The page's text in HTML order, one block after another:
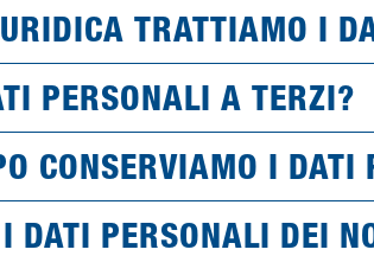
TRATTIAMO I
PERSONALI A TERZI?
CONSERVIAMO I DATI
DATI PERSONALI DEI